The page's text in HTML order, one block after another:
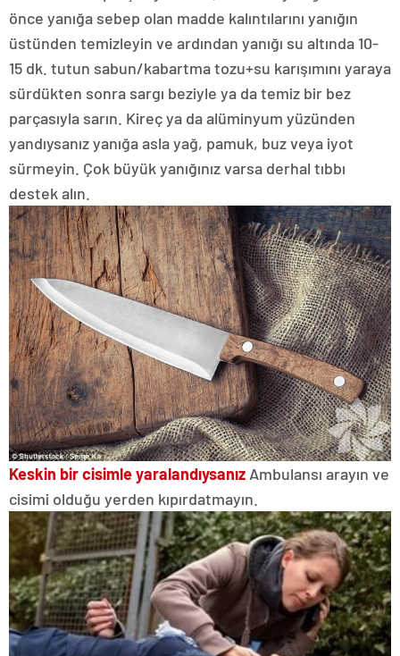
önce yanığa sebep olan madde kalıntılarını yanığın
üstünden temizleyin ve ardından yanığı su altında 10-
15 dk. tutun sabun/kabartma tozu+su karışımını yaraya
sürdükten sonra sargı beziyle ya da temiz bir bez
parçasıyla sarın. Kireç ya da alüminyum yüzünden
yandıysanız yanığa asla yağ, pamuk, buz veya iyot
sürmeyin. Çok büyük yanığınız varsa derhal tıbbı
destek alın.
Keskin bir cisimle yaralandıysanız Ambulansı arayın ve
cisimi olduğu yerden kıpırdatmayın.